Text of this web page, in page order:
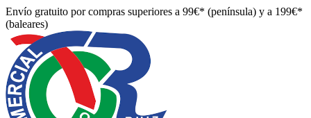
Envío gratuito por compras superiores a 99€* (península) y a 199€*
(baleares)